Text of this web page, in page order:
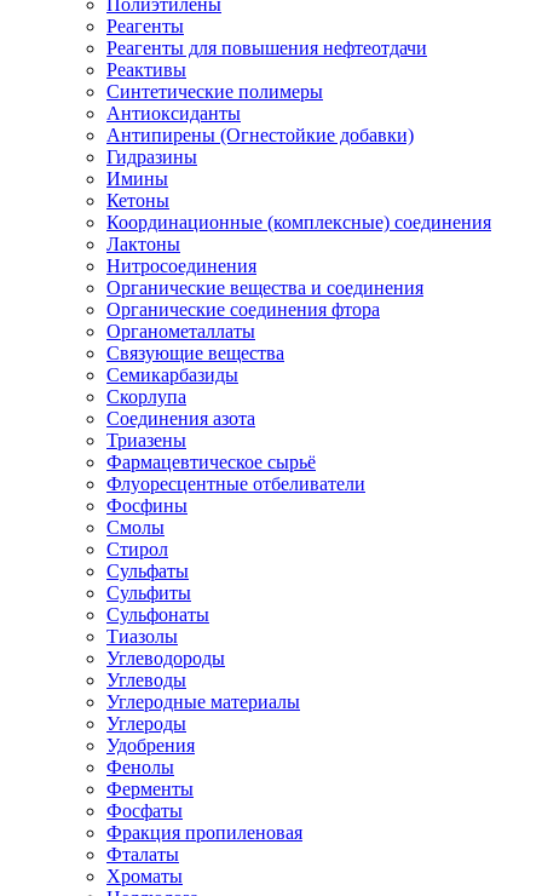
Полиэтилены
Реагенты
Реагенты для повышения нефтеотдачи
Реактивы
Синтетические полимеры
Антиоксиданты
Антипирены (Огнестойкие добавки)
Гидразины
Имины
Кетоны
Координационные (комплексные) соединения
Лактоны
Нитросоединения
Органические вещества и соединения
Органические соединения фтора
Органометаллаты
Связующие вещества
Семикарбазиды
Скорлупа
Соединения азота
Триазены
Фармацевтическое сырьё
Флуоресцентные отбеливатели
Фосфины
Смолы
Стирол
Сульфаты
Сульфиты
Сульфонаты
Тиазолы
Углеводороды
Углеводы
Углеродные материалы
Углероды
Удобрения
Фенолы
Ферменты
Фосфаты
Фракция пропиленовая
Фталаты
Хроматы